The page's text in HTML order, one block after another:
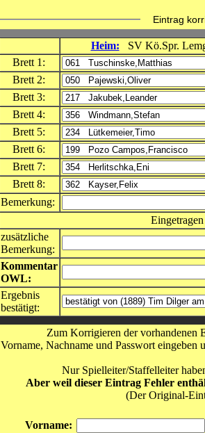
Eintrag
Heim:
SV Kö.Spr.
Brett 1:
Brett 2:
Brett 3:
Brett 4:
Brett 5:
Brett 6:
Brett 7:
Brett 8:
Bemerkung:
zusätzliche
Bemerkung:
Kommentar
OWL:
Ergebnis
bestätigt:
Zum Korrigieren der vorhandenen
Vorname, Nachname und Passwort
Nur Spielleiter/Staffelleiter
Aber weil dieser Eintrag Fehler
(Der Original-
Vorname: